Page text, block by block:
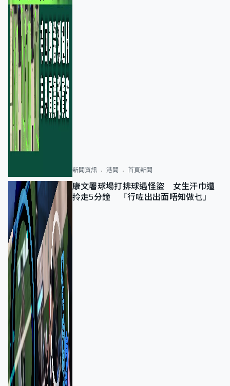
新聞資訊 港聞 首頁新聞
康文署球場打排球遇怪盜 女生汗巾遭
拎走5分鐘 「行咗出出面唔知做乜」